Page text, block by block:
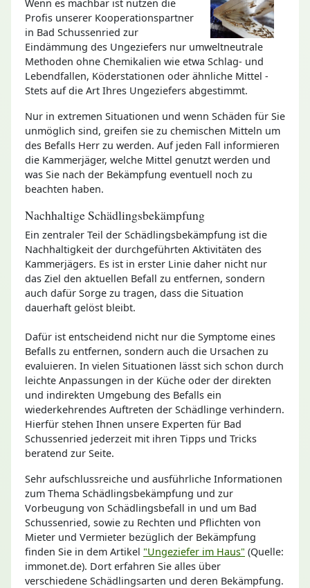
Wenn es machbar ist nutzen die
Profis unserer Kooperationspartner
in Bad Schussenried zur
Eindämmung des Ungeziefers nur umweltneutrale
Methoden ohne Chemikalien wie etwa Schlag- und
Lebendfallen, Köderstationen oder ähnliche Mittel -
Stets auf die Art Ihres Ungeziefers abgestimmt.
Nur in extremen Situationen und wenn Schäden für Sie
unmöglich sind, greifen sie zu chemischen Mitteln um
des Befalls Herr zu werden. Auf jeden Fall informieren
die Kammerjäger, welche Mittel genutzt werden und
was Sie nach der Bekämpfung eventuell noch zu
beachten haben.
Nachhaltige Schädlingsbekämpfung
Ein zentraler Teil der Schädlingsbekämpfung ist die
Nachhaltigkeit der durchgeführten Aktivitäten des
Kammerjägers. Es ist in erster Linie daher nicht nur
das Ziel den aktuellen Befall zu entfernen, sondern
auch dafür Sorge zu tragen, dass die Situation
dauerhaft gelöst bleibt.
Dafür ist entscheidend nicht nur die Symptome eines
Befalls zu entfernen, sondern auch die Ursachen zu
evaluieren. In vielen Situationen lässt sich schon durch
leichte Anpassungen in der Küche oder der direkten
und indirekten Umgebung des Befalls ein
wiederkehrendes Auftreten der Schädlinge verhindern.
Hierfür stehen Ihnen unsere Experten für Bad
Schussenried jederzeit mit ihren Tipps und Tricks
beratend zur Seite.
Sehr aufschlussreiche und ausführliche Informationen
zum Thema Schädlingsbekämpfung und zur
Vorbeugung von Schädlingsbefall in und um Bad
Schussenried, sowie zu Rechten und Pflichten von
Mieter und Vermieter bezüglich der Bekämpfung
finden Sie in dem Artikel "Ungeziefer im Haus" (Quelle:
immonet.de). Dort erfahren Sie alles über
verschiedene Schädlingsarten und deren Bekämpfung.